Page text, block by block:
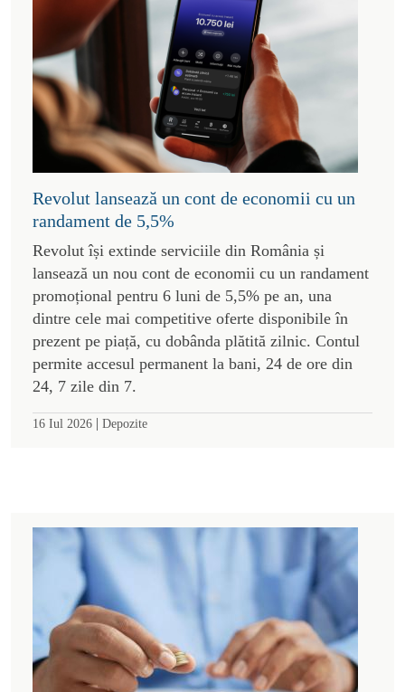
Revolut lansează un cont de economii cu un
randament de 5,5%
Revolut își extinde serviciile din România și
lansează un nou cont de economii cu un randament
promoțional pentru 6 luni de 5,5% pe an, una
dintre cele mai competitive oferte disponibile în
prezent pe piață, cu dobânda plătită zilnic. Contul
permite accesul permanent la bani, 24 de ore din
24, 7 zile din 7.
16 Iul 2026 | Depozite